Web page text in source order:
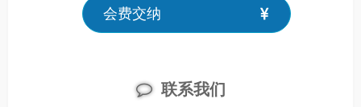
会费交纳
联系我们